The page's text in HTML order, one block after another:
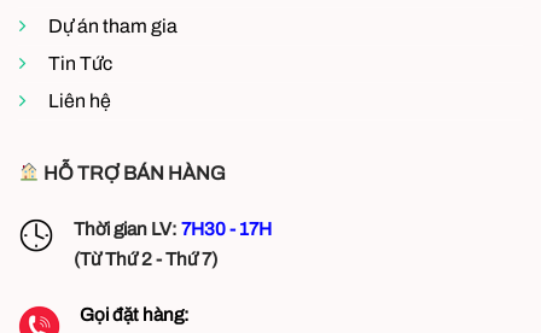
2.2KW
cho
Nhà
Hàng
Mỹ
Dự án tham gia
Tin Tức
Liên hệ
HỖ TRỢ BÁN HÀNG
Thời gian LV: 7H30 - 17H
(Từ Thứ 2 - Thứ 7)
Gọi đặt hàng: